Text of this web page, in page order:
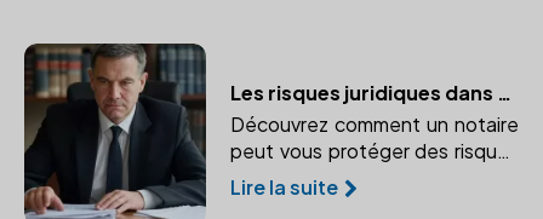
Les risques juridiques dans une transaction immobilière : Le rôle protecteur du notaire
Découvrez comment un notaire
peut vous protéger des risques
juridiques lors d'une transaction
immobilière. Médiation et
Lire la suite